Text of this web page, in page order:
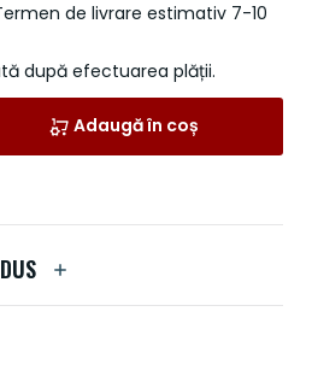
de livrare estimativ 7-10
după efectuarea plății.
Adaugă în coș